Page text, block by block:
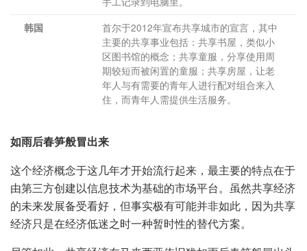
韩国
首尔于2012年宣布共享城市的宣言，其中
主要的共享事业包括：共享书屋，类似小
区图书馆的概念；共享童服，分享使用周
期较短而被闲置的童服；共享房屋，让老
年人与有需要的青年人进行配对组合来入
住，而青年人需提供生活服务。
如雨后春笋般冒出来
这个经济概念于这几年才开始流行起来，最主要的特点在于
由第三方创建以信息技术为基础的市场平台。虽然共享经济
的未来发展备受看好，但事实极有可能并非如此，因为共享
经济只是在经济低迷之时一种暂时性的替代方案。